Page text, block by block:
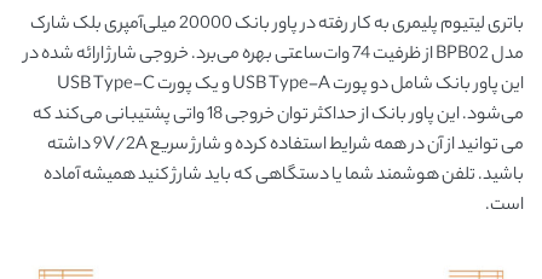
باتری لیتیوم پلیمری به کار رفته در پاور بانک 20000 میلی‌آمپری بلک شارک
مدل BPB02 از ظرفیت 74 وات‌ساعتی بهره می‌برد. خروجی شارژ ارائه شده در
این پاور بانک شامل دو پورت USB Type-A و یک پورت USB Type-C
می‌شود. این پاور بانک از حداکثر توان خروجی 18 واتی پشتیبانی می‌کند که
می توانید از آن در همه شرایط استفاده کرده و شارژ سریع 9V/2A داشته
باشید. تلفن هوشمند شما یا دستگاهی که باید شارژ کنید همیشه آماده
است.